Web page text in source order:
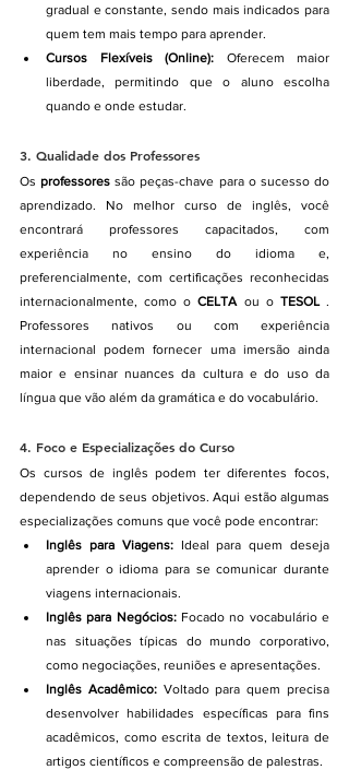
gradual e constante, sendo mais indicados para
quem tem mais tempo para aprender.
Cursos Flexíveis (Online): Oferecem maior
liberdade, permitindo que o aluno escolha
quando e onde estudar.
3. Qualidade dos Professores
Os professores são peças-chave para o sucesso do
aprendizado. No melhor curso de inglês, você
encontrará professores capacitados, com
experiência no ensino do idioma e,
preferencialmente, com certificações reconhecidas
internacionalmente, como o CELTA ou o TESOL .
Professores nativos ou com experiência
internacional podem fornecer uma imersão ainda
maior e ensinar nuances da cultura e do uso da
língua que vão além da gramática e do vocabulário.
4. Foco e Especializações do Curso
Os cursos de inglês podem ter diferentes focos,
dependendo de seus objetivos. Aqui estão algumas
especializações comuns que você pode encontrar:
Inglês para Viagens: Ideal para quem deseja
aprender o idioma para se comunicar durante
viagens internacionais.
Inglês para Negócios: Focado no vocabulário e
nas situações típicas do mundo corporativo,
como negociações, reuniões e apresentações.
Inglês Acadêmico: Voltado para quem precisa
desenvolver habilidades específicas para fins
acadêmicos, como escrita de textos, leitura de
artigos científicos e compreensão de palestras.